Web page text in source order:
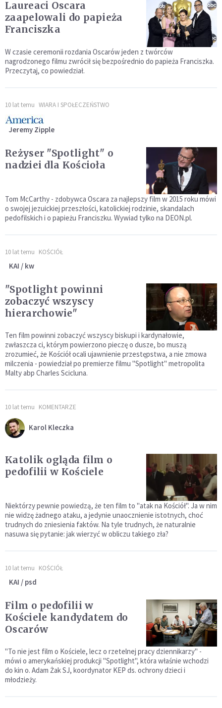
Laureaci Oscara
zaapelowali do papieża
Franciszka
W czasie ceremonii rozdania Oscarów jeden z twórców
nagrodzonego filmu zwrócił się bezpośrednio do papieża Franciszka.
Przeczytaj, co powiedział.
10 lat temu WIARA I SPOŁECZEŃSTWO
Jeremy Zipple
Reżyser "Spotlight" o
nadziei dla Kościoła
Tom McCarthy - zdobywca Oscara za najlepszy film w 2015 roku mówi
o swojej jezuickiej przeszłości, katolickiej rodzinie, skandalach
pedofilskich i o papieżu Franciszku. Wywiad tylko na DEON.pl.
10 lat temu KOŚCIÓŁ
KAI / kw
"Spotlight powinni
zobaczyć wszyscy
hierarchowie"
Ten film powinni zobaczyć wszyscy biskupi i kardynałowie,
zwłaszcza ci, którym powierzono pieczę o dusze, bo muszą
zrozumieć, że Kościół ocali ujawnienie przestępstwa, a nie zmowa
milczenia - powiedział po premierze filmu "Spotlight" metropolita
Malty abp Charles Scicluna.
10 lat temu KOMENTARZE
Karol Kleczka
Katolik ogląda film o
pedofilii w Kościele
Niektórzy pewnie powiedzą, że ten film to "atak na Kościół". Ja w nim
nie widzę żadnego ataku, a jedynie unaocznienie istotnych, choć
trudnych do zniesienia faktów. Na tyle trudnych, że naturalnie
nasuwa się pytanie: jak wierzyć w obliczu takiego zła?
10 lat temu KOŚCIÓŁ
KAI / psd
Film o pedofilii w
Kościele kandydatem do
Oscarów
"To nie jest film o Kościele, lecz o rzetelnej pracy dziennikarzy" -
mówi o amerykańskiej produkcji "Spotlight", która właśnie wchodzi
do kin o. Adam Żak SJ, koordynator KEP ds. ochrony dzieci i
młodzieży.